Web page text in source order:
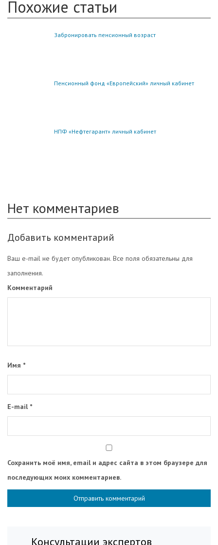
Похожие статьи
Забронировать пенсионный возраст
Пенсионный фонд «Европейский» личный кабинет
НПФ «Нефтегарант» личный кабинет
Нет комментариев
Добавить комментарий
Ваш e-mail не будет опубликован. Все поля обязательны для
заполнения.
Комментарий
Имя *
E-mail *
Сохранить моё имя, email и адрес сайта в этом браузере для
последующих моих комментариев.
Консультации экспертов